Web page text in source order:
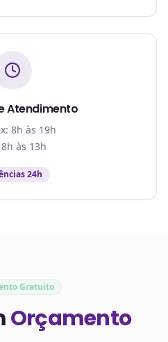
Atendimento
8h às 19h
às 13h
24h
Gratuito
Orçamento